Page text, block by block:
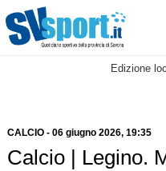
Edizione
CALCIO- 06 giugno 2026, 19:35
Calcio | Legino.